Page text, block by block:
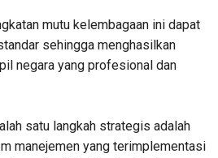
mutu kelembagaan ini dapat
sehingga menghasilkan
negara yang profesional dan
satu langkah strategis adalah
manejemen yang terimplementasi